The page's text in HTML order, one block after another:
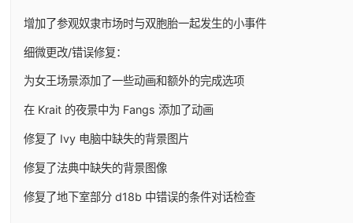
增加了参观奴隶市场时与双胞胎一起发生的小事件
细微更改/错误修复：
为女王场景添加了一些动画和额外的完成选项
在 Krait 的夜景中为 Fangs 添加了动画
修复了 Ivy 电脑中缺失的背景图片
修复了法典中缺失的背景图像
修复了地下室部分 d18b 中错误的条件对话检查